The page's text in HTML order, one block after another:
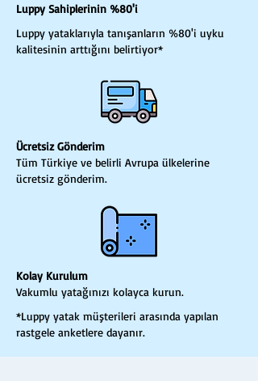
Luppy Sahiplerinin %80'i
Luppy yataklarıyla tanışanların %80'i uyku
kalitesinin arttığını belirtiyor*
Ücretsiz Gönderim
Tüm Türkiye ve belirli Avrupa ülkelerine
ücretsiz gönderim.
Kolay Kurulum
Vakumlu yatağınızı kolayca kurun.
*Luppy yatak müşterileri arasında yapılan
rastgele anketlere dayanır.